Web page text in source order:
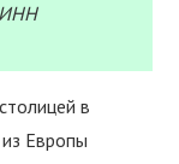
ИНН
в
Европы